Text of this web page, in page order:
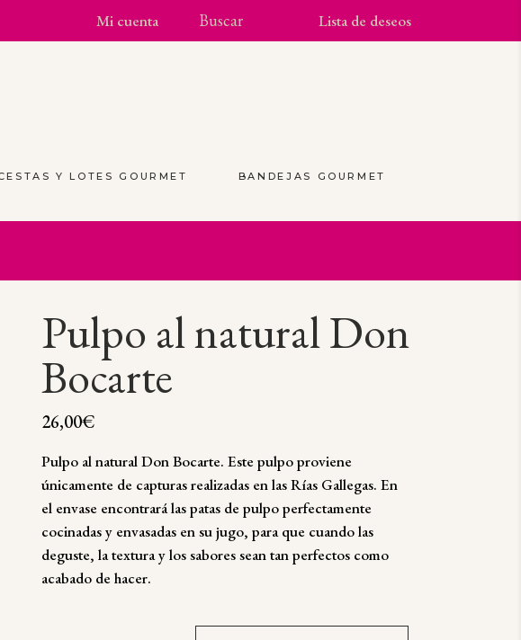
Mi cuenta Lista de deseos
Y LOTES GOURMET BANDEJAS GOURMET
Pulpo al natural Don
Bocarte
26,00€
Pulpo al natural Don Bocarte. Este pulpo proviene
únicamente de capturas realizadas en las Rías Gallegas. En
el envase encontrará las patas de pulpo perfectamente
cocinadas y envasadas en su jugo, para que cuando las
deguste, la textura y los sabores sean tan perfectos como
acabado de hacer.